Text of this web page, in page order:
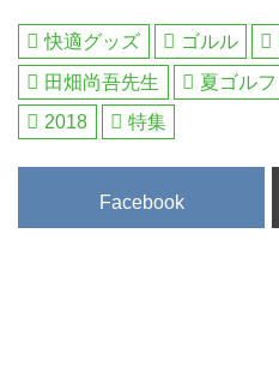
快適グッズ ゴルル
田畑尚吾先生
夏ゴルフ
2018
特集
Facebook